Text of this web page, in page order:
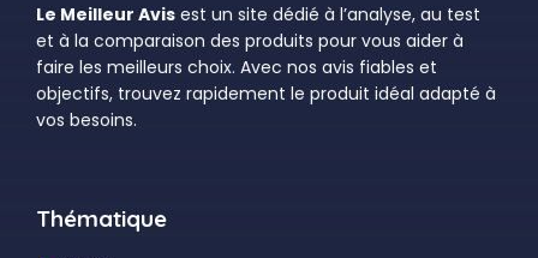
Le Meilleur Avis est un site dédié à l’analyse, au test
et à la comparaison des produits pour vous aider à
faire les meilleurs choix. Avec nos avis fiables et
objectifs, trouvez rapidement le produit idéal adapté à
vos besoins.
Thématique